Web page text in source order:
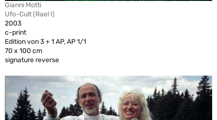
Gianni Motti
Ufo-Cult (Rael I)
2003
c-print
Edition von 3 + 1 AP, AP 1/1
70 x 100 cm
signature reverse